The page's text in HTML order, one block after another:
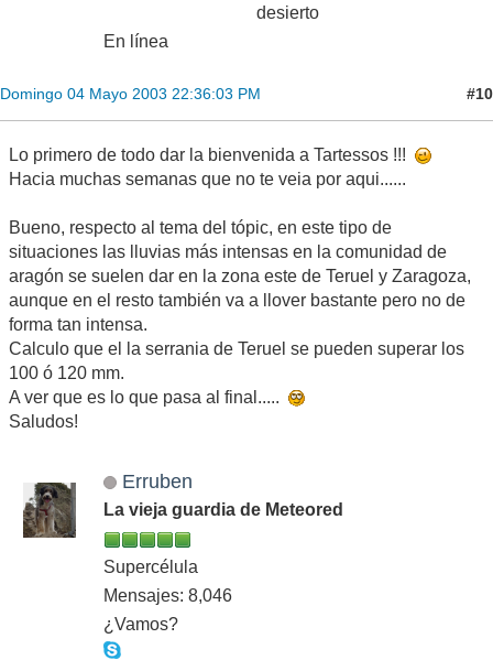
desierto
En línea
Domingo 04 Mayo 2003 22:36:03 PM #10
Lo primero de todo dar la bienvenida a Tartessos !!!
Hacia muchas semanas que no te veia por aqui......
Bueno, respecto al tema del tópic, en este tipo de
situaciones las lluvias más intensas en la comunidad de
aragón se suelen dar en la zona este de Teruel y Zaragoza,
aunque en el resto también va a llover bastante pero no de
forma tan intensa.
Calculo que el la serrania de Teruel se pueden superar los
100 ó 120 mm.
A ver que es lo que pasa al final.....
Saludos!
Erruben
La vieja guardia de Meteored
Supercélula
Mensajes: 8,046
¿Vamos?